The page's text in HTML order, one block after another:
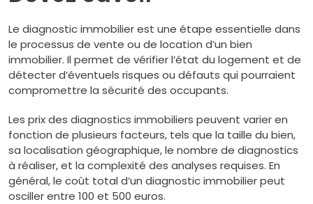
Le diagnostic immobilier est une étape essentielle dans
le processus de vente ou de location d’un bien
immobilier. Il permet de vérifier l’état du logement et de
détecter d’éventuels risques ou défauts qui pourraient
compromettre la sécurité des occupants.
Les prix des diagnostics immobiliers peuvent varier en
fonction de plusieurs facteurs, tels que la taille du bien,
sa localisation géographique, le nombre de diagnostics
à réaliser, et la complexité des analyses requises. En
général, le coût total d’un diagnostic immobilier peut
osciller entre 100 et 500 euros.